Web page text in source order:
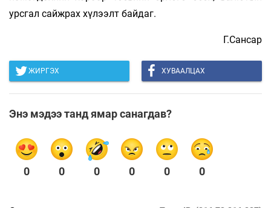
урсгал сайжрах хүлээлт байдаг.
Г.Сансар
ЖИРГЭХ ХУВААЛЦАХ
Энэ мэдээ танд ямар санагдав?
0 0 0 0 0 0